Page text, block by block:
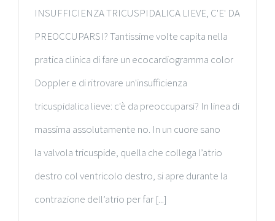
INSUFFICIENZA TRICUSPIDALICA LIEVE, C'E' DA
PREOCCUPARSI? Tantissime volte capita nella
pratica clinica di fare un ecocardiogramma color
Doppler e di ritrovare un'insufficienza
tricuspidalica lieve: c'è da preoccuparsi? In linea di
massima assolutamente no. In un cuore sano
la valvola tricuspide, quella che collega l’atrio
destro col ventricolo destro, si apre durante la
contrazione dell’atrio per far [...]